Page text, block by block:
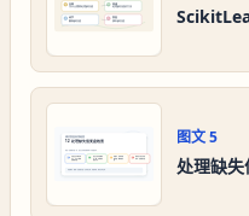
图文5
处理缺